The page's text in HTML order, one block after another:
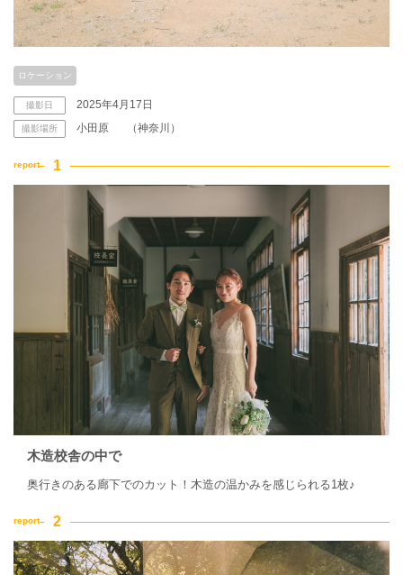
ロケーション
撮影日 2025年4月17日
撮影場所 小田原 （神奈川）
木造校舎の中で
奥行きのある廊下でのカット！木造の温かみを感じられる1枚♪